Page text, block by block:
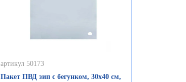
артикул 50173
Пакет ПВД зип с бегунком, 30х40 см,